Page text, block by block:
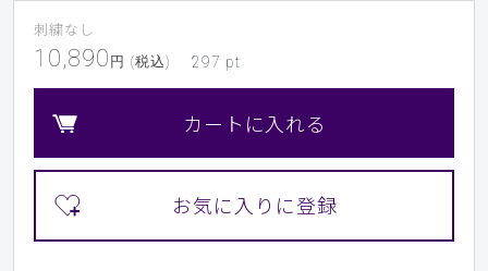
刺繍なし
10,890 円 (税込) 297 pt
カートに入れる